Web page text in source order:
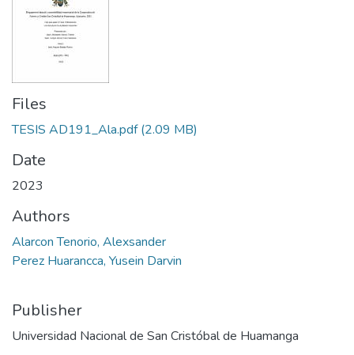
Files
TESIS AD191_Ala.pdf(2.09 MB)
Date
2023
Authors
Alarcon Tenorio, Alexsander
Perez Huarancca, Yusein Darvin
Publisher
Universidad Nacional de San Cristóbal de Huamanga